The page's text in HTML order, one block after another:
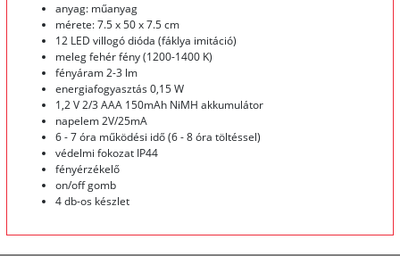
anyag: műanyag
mérete: 7.5 x 50 x 7.5 cm
12 LED villogó dióda (fáklya imitáció)
meleg fehér fény (1200-1400 K)
fényáram 2-3 lm
energiafogyasztás 0,15 W
1,2 V 2/3 AAA 150mAh NiMH akkumulátor
napelem 2V/25mA
6 - 7 óra működési idő (6 - 8 óra töltéssel)
védelmi fokozat IP44
fényérzékelő
on/off gomb
4 db-os készlet